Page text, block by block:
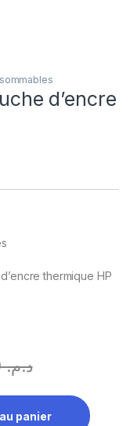
d’encre
thermique HP
د.م.490,00
(F6U13AE)
panier